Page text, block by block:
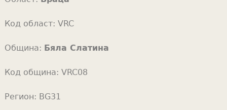
Код област: VRC
Община: Бяла Слатина
Код община: VRC08
Регион: BG31